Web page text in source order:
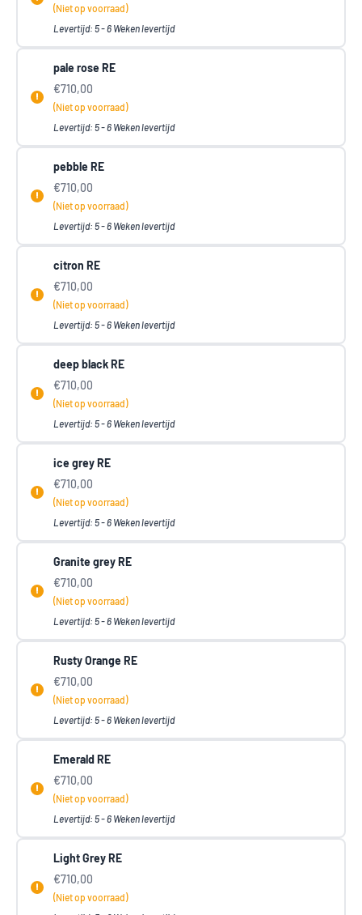
(Niet op voorraad)
Levertijd: 5 - 6 Weken levertijd
pale rose RE
€710,00
(Niet op voorraad)
Levertijd: 5 - 6 Weken levertijd
pebble RE
€710,00
(Niet op voorraad)
Levertijd: 5 - 6 Weken levertijd
citron RE
€710,00
(Niet op voorraad)
Levertijd: 5 - 6 Weken levertijd
deep black RE
€710,00
(Niet op voorraad)
Levertijd: 5 - 6 Weken levertijd
ice grey RE
€710,00
(Niet op voorraad)
Levertijd: 5 - 6 Weken levertijd
Granite grey RE
€710,00
(Niet op voorraad)
Levertijd: 5 - 6 Weken levertijd
Rusty Orange RE
€710,00
(Niet op voorraad)
Levertijd: 5 - 6 Weken levertijd
Emerald RE
€710,00
(Niet op voorraad)
Levertijd: 5 - 6 Weken levertijd
Light Grey RE
€710,00
(Niet op voorraad)